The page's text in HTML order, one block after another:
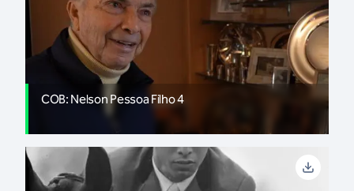
COB: Nelson Pessoa Filho 4